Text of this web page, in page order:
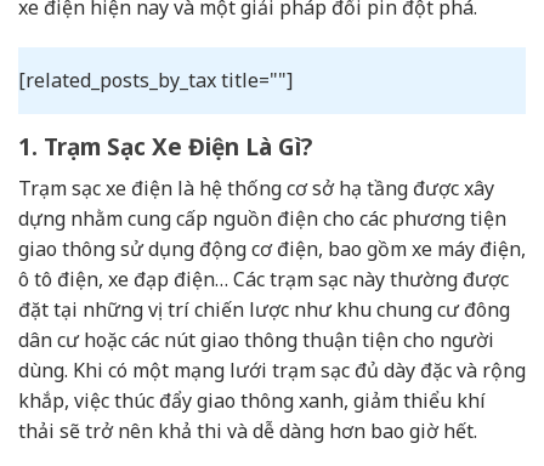
xe điện hiện nay và một giải pháp đổi pin đột phá.
[related_posts_by_tax title=""]
1. Trạm Sạc Xe Điện Là Gì?
Trạm sạc xe điện là hệ thống cơ sở hạ tầng được xây
dựng nhằm cung cấp nguồn điện cho các phương tiện
giao thông sử dụng động cơ điện, bao gồm xe máy điện,
ô tô điện, xe đạp điện… Các trạm sạc này thường được
đặt tại những vị trí chiến lược như khu chung cư đông
dân cư hoặc các nút giao thông thuận tiện cho người
dùng. Khi có một mạng lưới trạm sạc đủ dày đặc và rộng
khắp, việc thúc đẩy giao thông xanh, giảm thiểu khí
thải sẽ trở nên khả thi và dễ dàng hơn bao giờ hết.